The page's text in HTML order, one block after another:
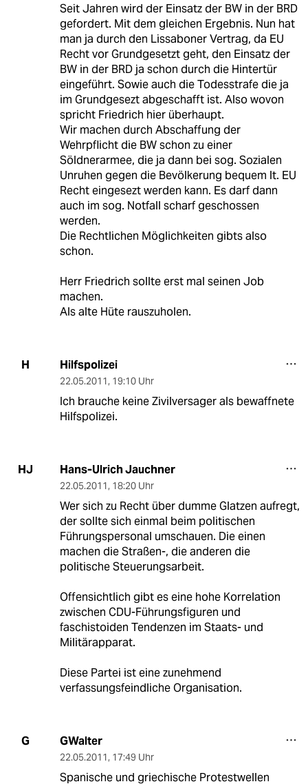
Seit Jahren wird der Einsatz der BW in der BRD
gefordert. Mit dem gleichen Ergebnis. Nun hat
man ja durch den Lissaboner Vertrag, da EU
Recht vor Grundgesetzt geht, den Einsatz der
BW in der BRD ja schon durch die Hintertür
eingeführt. Sowie auch die Todesstrafe die ja
im Grundgesezt abgeschafft ist. Also wovon
spricht Friedrich hier überhaupt.
Wir machen durch Abschaffung der
Wehrpflicht die BW schon zu einer
Söldnerarmee, die ja dann bei sog. Sozialen
Unruhen gegen die Bevölkerung bequem lt. EU
Recht eingesezt werden kann. Es darf dann
auch im sog. Notfall scharf geschossen
werden.
Die Rechtlichen Möglichkeiten gibts also
schon.
Herr Friedrich sollte erst mal seinen Job
machen.
Als alte Hüte rauszuholen.
H Hilfspolizei
22.05.2011, 19:10 Uhr
Ich brauche keine Zivilversager als bewaffnete
Hilfspolizei.
HJ Hans-Ulrich Jauchner
22.05.2011, 18:20 Uhr
Wer sich zu Recht über dumme Glatzen aufregt,
der sollte sich einmal beim politischen
Führungspersonal umschauen. Die einen
machen die Straßen-, die anderen die
politische Steuerungsarbeit.
Offensichtlich gibt es eine hohe Korrelation
zwischen CDU-Führungsfiguren und
faschistoiden Tendenzen im Staats- und
Militärapparat.
Diese Partei ist eine zunehmend
verfassungsfeindliche Organisation.
G GWalter
22.05.2011, 17:49 Uhr
Spanische und griechische Protestwellen